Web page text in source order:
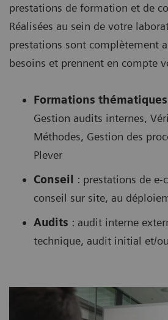
prestations de formation et de
Réalisées au sein de votre
prestations sont complètement
besoins et prennent en compte
Formations thématiques
Gestion audits internes,
Méthodes, Gestion des
Plever
Conseil
: prestations de e-
conseil sur site, au
Audits : audit interne
technique, audit initial et/